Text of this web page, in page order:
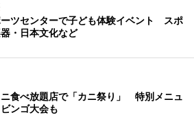
ツセンターで子ども体験イベント スポ
・日本文化など
ニ食べ放題店で「カニ祭り」 特別メニュ
ンゴ大会も